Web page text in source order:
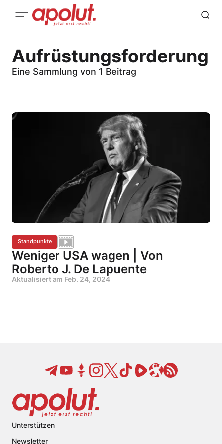
Aufrüstungsforderung
Eine Sammlung von 1 Beitrag
Standpunkte
Weniger USA wagen | Von
Roberto J. De Lapuente
Aktualisiert am Feb. 24, 2024
Unterstützen
Newsletter